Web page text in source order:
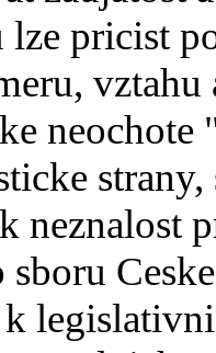
pricist
strany,
neznalost
sboru